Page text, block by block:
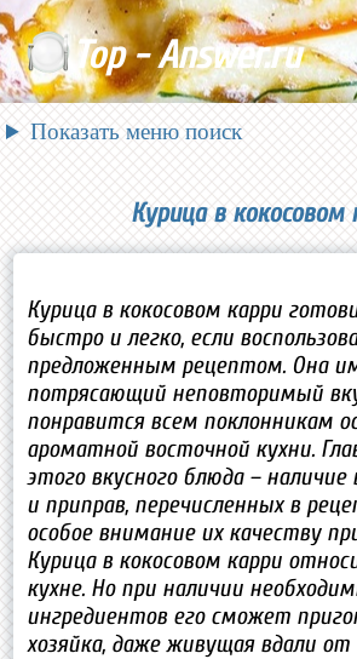
Top - Answer.ru
Показать меню поиск
Курица в кокосовом
Курица в кокосовом карри
быстро и легко, если
предложенным рецептом. Она
потрясающий неповторимый
понравится всем поклонникам
ароматной восточной кухни.
этого вкусного блюда – наличие
и приправ, перечисленных в
особое внимание их качеству
Курица в кокосовом карри
кухне. Но при наличии
ингредиентов его сможет
хозяйка, даже живущая вдали от